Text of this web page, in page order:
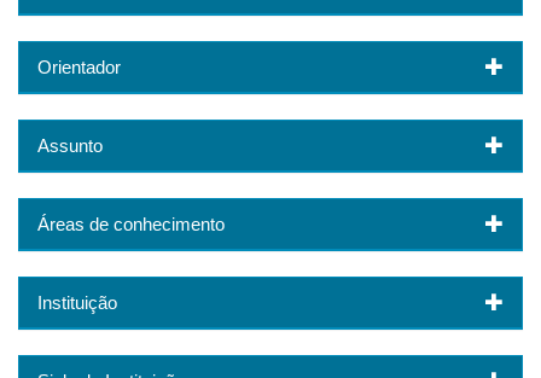
Orientador
Assunto
Áreas de conhecimento
Instituição